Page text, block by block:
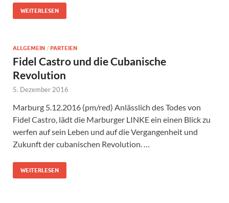
WEITERLESEN
ALLGEMEIN / PARTEIEN
Fidel Castro und die Cubanische
Revolution
5. Dezember 2016
Marburg 5.12.2016 (pm/red) Anlässlich des Todes von
Fidel Castro, lädt die Marburger LINKE ein einen Blick zu
werfen auf sein Leben und auf die Vergangenheit und
Zukunft der cubanischen Revolution. …
WEITERLESEN